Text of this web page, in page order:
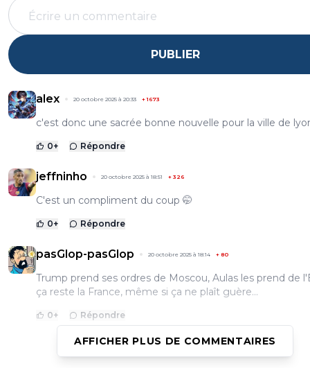
PUBLIER
alex 20 octobre 2025 à 20:33 +1673
c'est donc une sacrée bonne nouvelle pour la ville de
0+ Répondre
jeffninho 20 octobre 2025 à 18:51 + 326
C'est un compliment du coup 🤭
0+ Répondre
pasGlop-pasGlop 20 octobre 2025 à 18:14 + 80
Trump prend ses ordres de Moscou, Aulas les prend de
ça reste la France, même si ça ne plaît guère...
0+ Répondre
AFFICHER PLUS DE COMMENTAIRES